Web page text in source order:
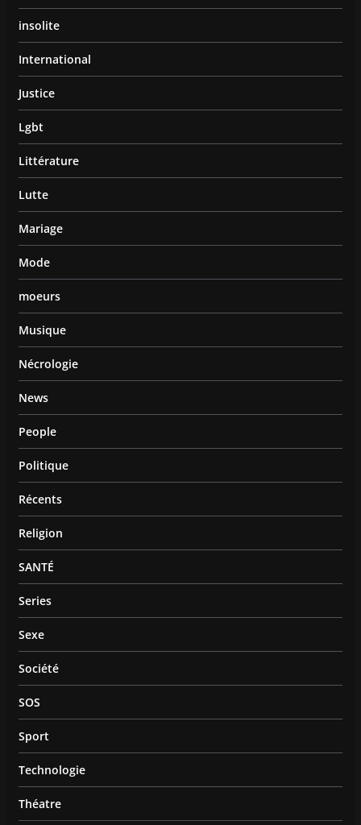
insolite
International
Justice
Lgbt
Littérature
Lutte
Mariage
Mode
moeurs
Musique
Nécrologie
News
People
Politique
Récents
Religion
SANTÉ
Series
Sexe
Société
SOS
Sport
Technologie
Théatre